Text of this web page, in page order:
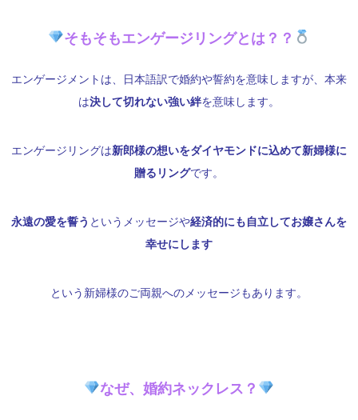
そもそもエンゲージリングとは？？
エンゲージメントは、日本語訳で婚約や誓約を意味しますが、本来
は決して切れない強い絆を意味します。
エンゲージリングは新郎様の想いをダイヤモンドに込めて新婦様に
贈るリングです。
永遠の愛を誓う というメッセージや経済的にも自立してお嬢さんを
幸せにします
という新婦様のご両親へのメッセージもあります。
なぜ、婚約ネックレス？